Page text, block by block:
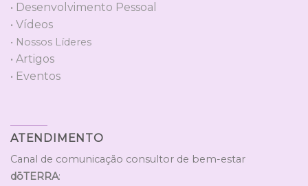
• Desenvolvimento Pessoal
• Vídeos
• Nossos Líderes
• Artigos
• Eventos
ATENDIMENTO
Canal de comunicação consultor de bem-estar
dōTERRA: